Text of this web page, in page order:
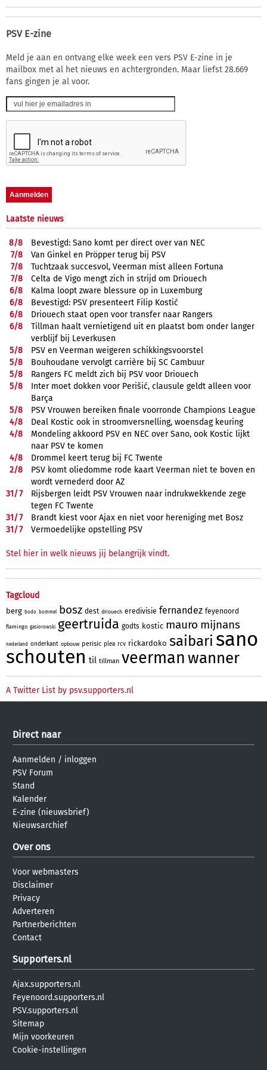
PSV E-zine
Meld je aan en ontvang elke week een vers PSV E-zine in je
mailbox met al het nieuws en achtergronden. Maar liefst 28.669
fans gingen je al voor.
Laatste nieuws
8/8
Bevestigd: Sano komt per direct over van NEC
7/8
Van Ginkel en Pröpper terug bij PSV
7/8
Tuchtzaak succesvol, Veerman mist alleen Fortuna
7/8
Celta de Vigo mengt zich in strijd om Driouech
6/8
Kalma loopt zware blessure op in Luxemburg
6/8
Bevestigd: PSV presenteert Filip Kostić
6/8
Driouech staat open voor transfer naar Rangers
6/8
Tillman haalt vernietigend uit en plaatst bom onder langer
verblijf bij Leverkusen
5/8
PSV en Veerman weigeren schikkingsvoorstel
5/8
Bouhoudane vervolgt carrière bij SC Cambuur
5/8
Rangers FC meldt zich bij PSV voor Driouech
5/8
Inter moet dokken voor Perišić, clausule geldt alleen voor
Barça
5/8
PSV Vrouwen bereiken finale voorronde Champions League
4/8
Deal Kostic ook in stroomversnelling, woensdag keuring
4/8
Mondeling akkoord PSV en NEC over Sano, ook Kostic lijkt
naar PSV te komen
4/8
Drommel keert terug bij FC Twente
2/8
PSV komt oliedomme rode kaart Veerman niet te boven en
wordt vernederd door AZ
31/7
Rijsbergen leidt PSV Vrouwen naar indrukwekkende zege
tegen FC Twente
31/7
Brandt kiest voor Ajax en niet voor hereniging met Bosz
31/7 Vermoedelijke opstelling PSV
Stel hier in welk nieuws jij belangrijk vindt.
Tagcloud
berg bodo bommel bosz dest driouech eredivisie fernandez feyenoord
flamingo gasiorowski geertruida godts kostic mauro mijnans
nederland onderkant opbouw perisic plea rcv rickardoko saibari sano
schouten til tillman veermanwanner
A Twitter List by psv.supporters.nl
Direct naar
Aanmelden / inloggen
PSV Forum
Stand
Kalender
E-zine (nieuwsbrief)
Nieuwsarchief
Over ons
Voor webmasters
Disclaimer
Privacy
Adverteren
Partnerberichten
Contact
Supporters.nl
Ajax.supporters.nl
Feyenoord.supporters.nl
PSV.supporters.nl
Sitemap
Mijn voorkeuren
Cookie-instellingen